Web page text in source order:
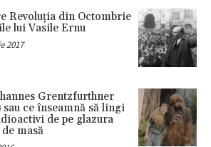
Revoluţia din Octombrie
lui Vasile Ernu
2017
Grentzfurthner
ce înseamnă să lingi
de pe glazura
masă